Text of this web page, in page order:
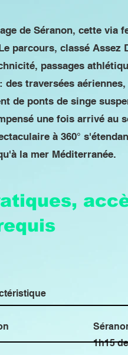
de Séranon, cette via
parcours, classé
passages
des traversées
de ponts de singe
une fois arrivé au
à 360°
la mer Méditerranée.
1h15